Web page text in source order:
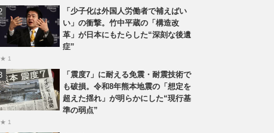
「少子化は外国人労働者で補えばい
い」の衝撃。竹中平蔵の「構造改
革」が日本にもたらした“深刻な後遺
症”
★ 1
「震度7」に耐える免震・耐震技術で
も破損。令和8年熊本地震の「想定を
超えた揺れ」が明らかにした“現行基
準の弱点”
★ 1